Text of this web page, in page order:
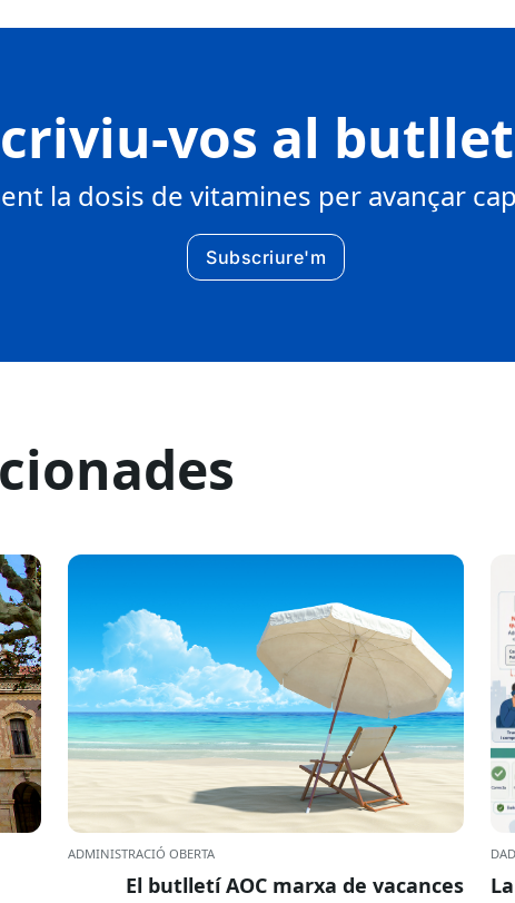
vos al
la dosis de vitamines per avançar
Subscriure'm
ADMINISTRACIÓ OBERTA
El butlletí AOC marxa de vacances